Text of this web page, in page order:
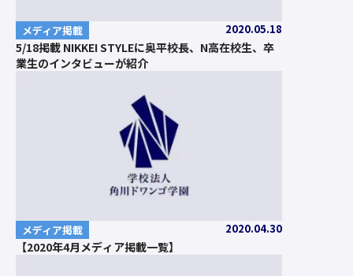
メディア掲載 2020.05.18
5/18掲載 NIKKEI STYLEに奥平校長、N高在校生、卒
業生のインタビューが紹介
メディア掲載 2020.04.30
【2020年4月メディア掲載一覧】